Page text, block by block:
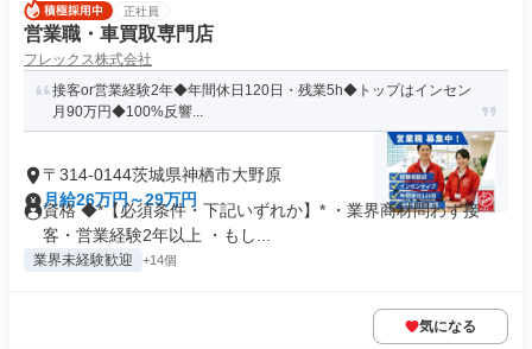
正社員
営業職・車買取専門店
フレックス株式会社
接客or営業経験2年◆年間休日120日・残業5h◆トップはインセン
月90万円◆100%反響...
〒314-0144茨城県神栖市大野原
月給26万円～29万円
資格 ◆*【必須条件・下記いずれか】* ・業界商材問わず接
客・営業経験2年以上 ・もし...
業界未経験歓迎 +14個
気になる